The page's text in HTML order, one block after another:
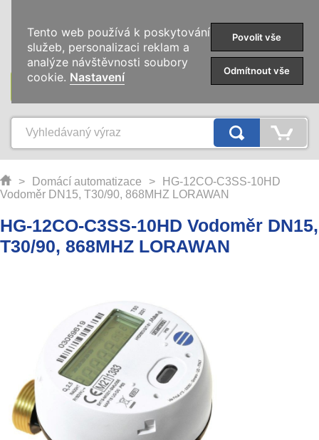
KATEGORIE
> Domácí automatizace >
HG-12CO-C3SS-10HD
Vodoměr DN15, T30/90, 868MHZ LORAWAN
HG-12CO-C3SS-10HD Vodoměr DN15,
T30/90, 868MHZ LORAWAN
Tento web používá k poskytování
služeb, personalizaci reklam a
analýze návštěvnosti soubory
cookie. Nastavení
Povolit vše
Odmítnout vše